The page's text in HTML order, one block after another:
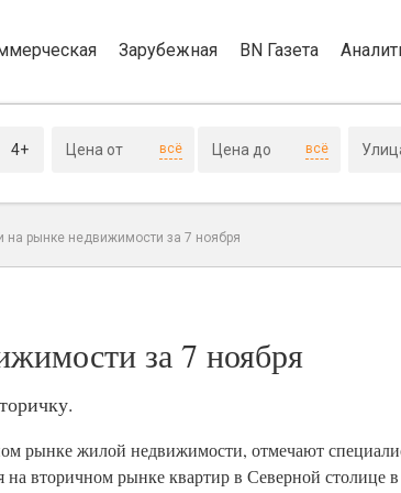
Зарубежная BN Газета
4+ всё всё
на рынке недвижимости за 7 ноября
за 7 ноября
рынке жилой недвижимости, отмечают
вторичном рынке квартир в Северной столице